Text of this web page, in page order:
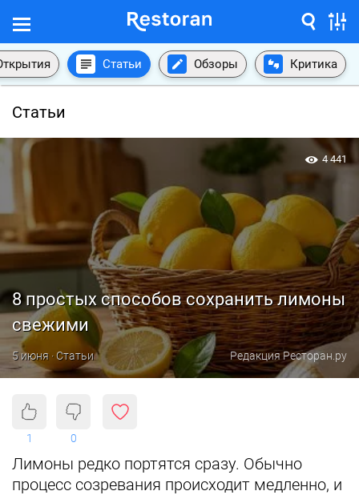
Статьи Обзоры Критика
Статьи
8 простых способов сохранить лимоны
свежими
5 июня · Статьи Редакция Ресторан.ру
4 441
1 0
Лимоны редко портятся сразу. Обычно
процесс созревания происходит медленно, и